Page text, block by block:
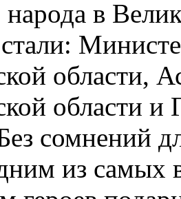
народа в
области,
области
сомнений
из